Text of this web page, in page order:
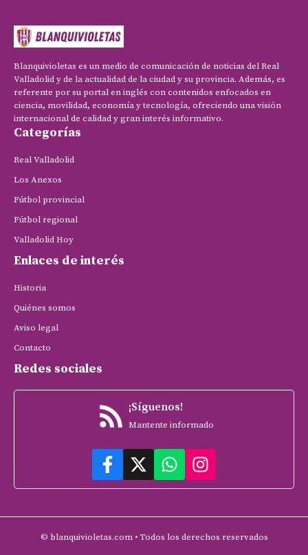
Blanquivioletas es un medio de comunicación de noticias del Real
Valladolid y de la actualidad de la ciudad y su provincia. Además, es
referente por su portal en inglés con contenidos enfocados en
ciencia, movilidad, economía y tecnología, ofreciendo una visión
internacional de calidad y gran interés informativo.
Categorías
Real Valladolid
Los Anexos
Fútbol provincial
Fútbol regional
Valladolid Hoy
Enlaces de interés
Historia
Quiénes somos
Aviso legal
Contacto
Redes sociales
¡Síguenos!
Mantente informado
© blanquivioletas.com • Todos los derechos reservados